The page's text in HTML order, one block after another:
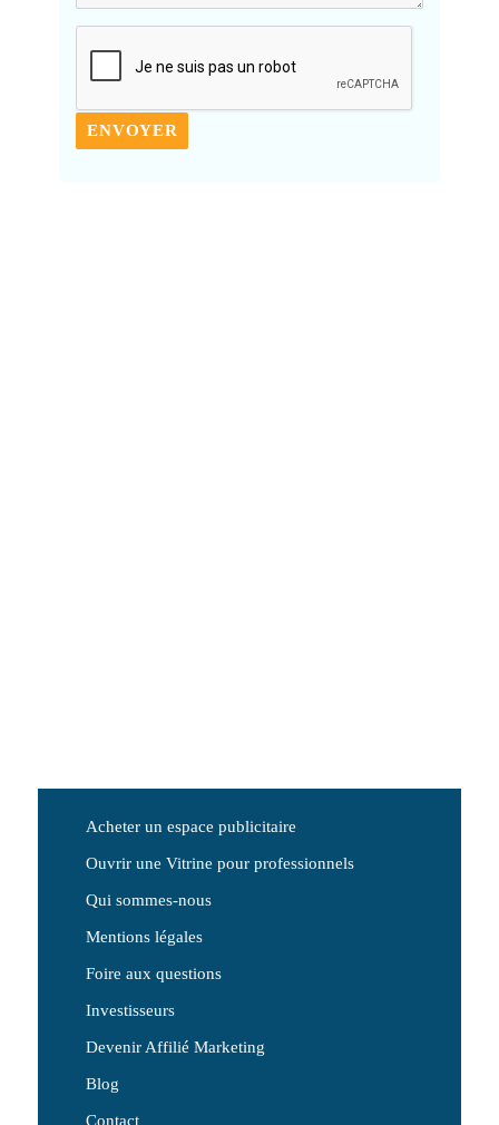
Acheter un espace publicitaire
Ouvrir une Vitrine pour professionnels
Qui sommes-nous
Mentions légales
Foire aux questions
Investisseurs
Devenir Affilié Marketing
Blog
Contact